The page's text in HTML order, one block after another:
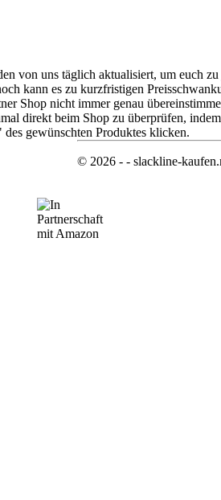
von uns täglich aktualisiert, um euch
kann es zu kurzfristigen
Shop nicht immer genau
direkt beim Shop zu überprüfen,
gewünschten Produktes klicken.
© 2026 - - slackline-